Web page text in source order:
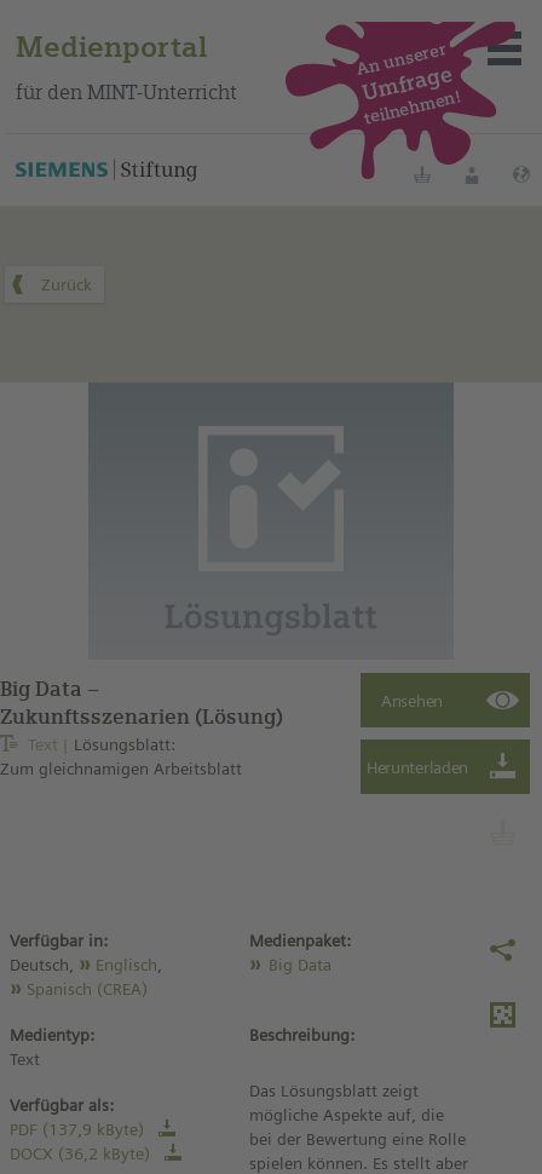
Medienportal
für den MINT-Unterricht
Über das Portal
Merklisten
An unserer
Umfrage
teilnehmen!
Big Data –
Zukunftsszenarien (Lösung)
Text
Lösungsblatt:
Zum gleichnamigen Arbeitsblatt
Verfügbar in:
Deutsch,
Englisch
Spanisch (CREA)
Medientyp:
Text
Verfügbar als:
PDF (137,9 kByte)
DOCX (36,2 kByte)
Medienpaket:
Big Data
Beschreibung:
Das Lösungsblatt zeigt
mögliche Aspekte auf, die
bei der Bewertung eine Rolle
spielen können. Es stellt aber
Dieses Medium finden Sie auf unserem spanischen